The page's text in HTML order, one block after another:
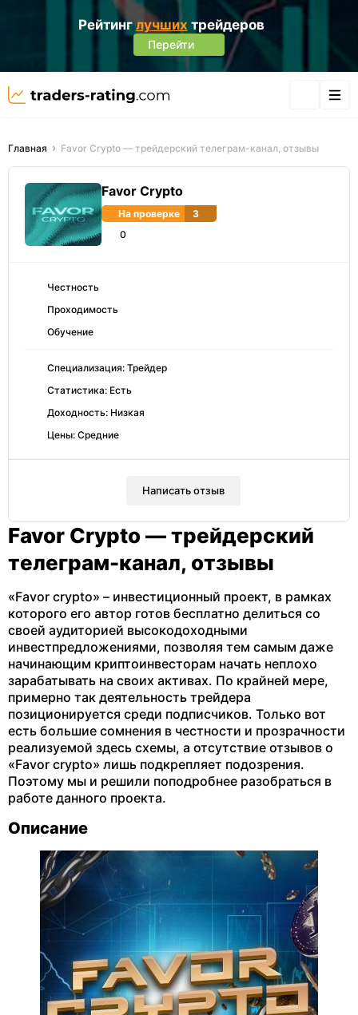
Рейтинглучших трейдеров
Перейти
Главная Favor Crypto — трейдерский телеграм-канал, отзывы
Favor Crypto
На проверке
3
0
Честность
Проходимость
Обучение
Специализация: Трейдер
Статистика: Есть
Доходность: Низкая
Цены: Средние
Написать отзыв
Favor Crypto — трейдерский
телеграм-канал, отзывы
«Favor crypto» – инвестиционный проект, в рамках
которого его автор готов бесплатно делиться со
своей аудиторией высокодоходными
инвестпредложениями, позволяя тем самым даже
начинающим криптоинвесторам начать неплохо
зарабатывать на своих активах. По крайней мере,
примерно так деятельность трейдера
позиционируется среди подписчиков. Только вот
есть большие сомнения в честности и прозрачности
реализуемой здесь схемы, а отсутствие отзывов о
«Favor crypto» лишь подкрепляет подозрения.
Поэтому мы и решили поподробнее разобраться в
работе данного проекта.
Описание